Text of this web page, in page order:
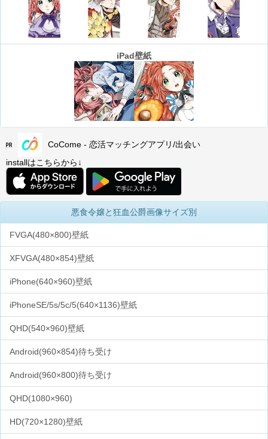
iPad壁紙
CoCome - 恋活マッチングアプリ/出会い
installはこちらから↓
悪食令嬢と狂血公爵画像サイズ別
FVGA(480×800)壁紙
XFVGA(480×854)壁紙
iPhone(640×960)壁紙
iPhoneSE/5s/5c/5(640×1136)壁紙
QHD(540×960)壁紙
Android(960×854)待ち受け
Android(960×800)待ち受け
QHD(1080×960)
HD(720×1280)壁紙